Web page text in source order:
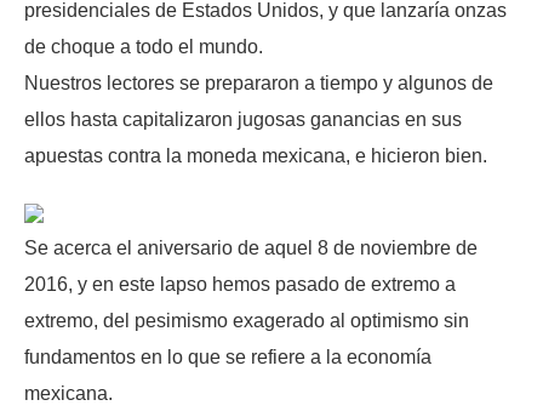
presidenciales de Estados Unidos, y que lanzaría onzas
de choque a todo el mundo.
Nuestros lectores se prepararon a tiempo y algunos de
ellos hasta capitalizaron jugosas ganancias en sus
apuestas contra la moneda mexicana, e hicieron bien.
Se acerca el aniversario de aquel 8 de noviembre de
2016, y en este lapso hemos pasado de extremo a
extremo, del pesimismo exagerado al optimismo sin
fundamentos en lo que se refiere a la economía
mexicana.